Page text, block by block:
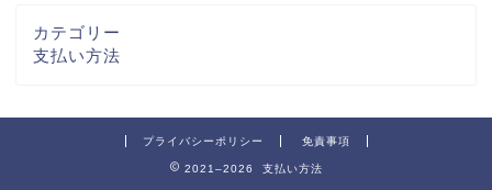
カテゴリー
支払い方法
プライバシーポリシー 免責事項
2021–2026 支払い方法